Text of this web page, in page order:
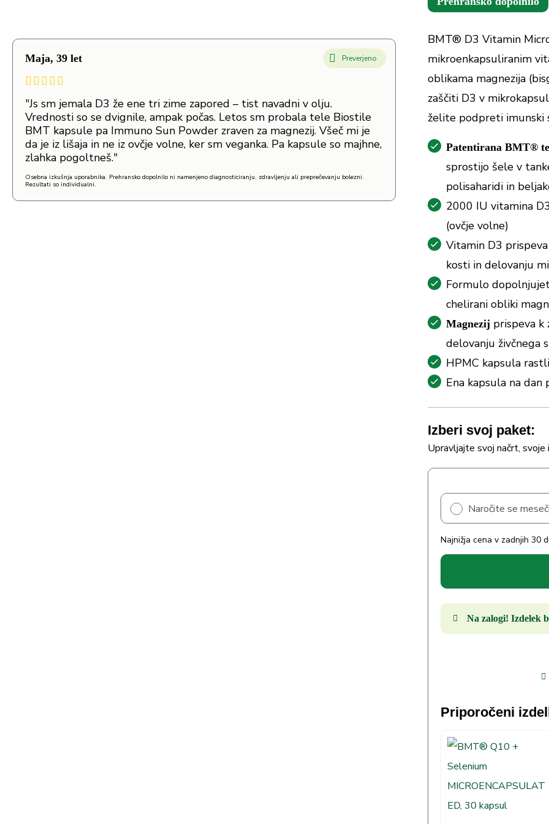
Maja, 39 let Preverjeno
"Js sm jemala D3 že ene tri zime zapored – tist navadni v olju.
Vrednosti so se dvignile, ampak počas. Letos sm probala tele Biostile
BMT kapsule pa Immuno Sun Powder zraven za magnezij. Všeč mi je
da je iz lišaja in ne iz ovčje volne, ker sm veganka. Pa kapsule so majhne,
zlahka pogoltneš."
Osebna izkušnja uporabnika. Prehransko dopolnilo ni namenjeno diagnosticiranju, zdravljenju ali preprečevanju bolezni.
Rezultati so individualni.
BMT® D3 Vitamin
mikroenkapsuliranim
oblikama magnezija
zaščiti D3 v
želite podpreti imunski
Patentirana BMT®
sprostijo šele v
polisaharidi in
2000 IU vitamina
(ovčje volne)
Vitamin D3
kosti in delovanju
Formulo
chelirani obliki
Magnezij prispeva
delovanju živčnega
HPMC kapsula
Ena kapsula na
Izberi svoj paket:
Upravljajte svoj načrt,
Naročite se
Najnižja cena v zadnjih 30
Na zalogi! Izdelek
Priporočeni